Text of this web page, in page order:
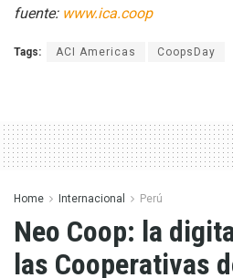
fuente: www.ica.coop
Tags: ACI Americas CoopsDay
Home Internacional Perú
Neo Coop: la
las Cooperativas